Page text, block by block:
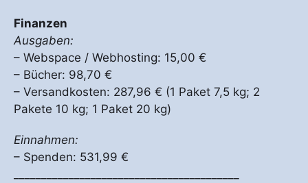
Finanzen
Ausgaben:
– Webspace / Webhosting: 15,00 €
– Bücher: 98,70 €
– Versandkosten: 287,96 € (1 Paket 7,5 kg; 2
Pakete 10 kg; 1 Paket 20 kg)
Einnahmen:
– Spenden: 531,99 €